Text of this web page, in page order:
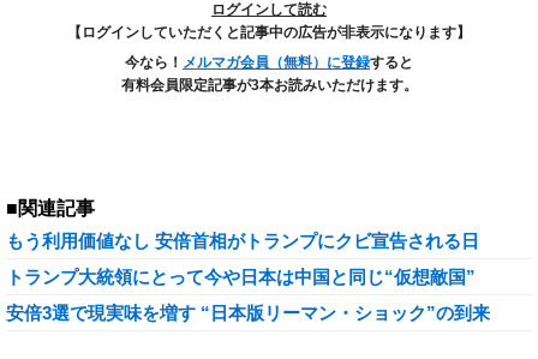
ログインして読む
【ログインしていただくと記事中の広告が非表示になります】
今なら！ メルマガ会員（無料）に登録すると
有料会員限定記事が3本お読みいただけます。
■関連記事
もう利用価値なし 安倍首相がトランプにクビ宣告される日
トランプ大統領にとって今や日本は中国と同じ“仮想敵国”
安倍3選で現実味を増す “日本版リーマン・ショック”の到来